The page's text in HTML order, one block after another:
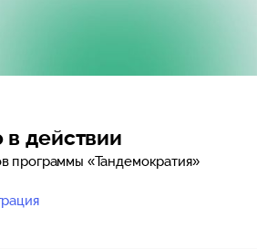
в действии
программы «Тандемократия»